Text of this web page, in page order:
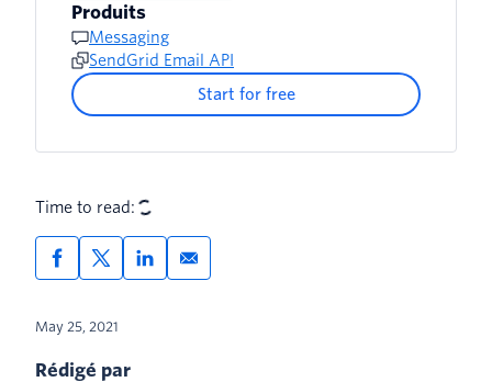
Produits
Messaging
SendGrid Email API
Start for free
Time to read:
May 25, 2021
Rédigé par